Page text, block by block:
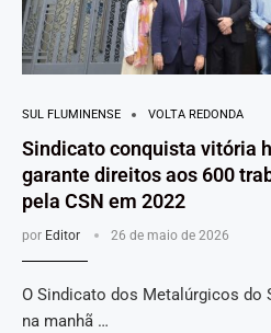
SUL FLUMINENSE VOLTA REDONDA
Sindicato conquista vitória
garante direitos aos 600
pela CSN em 2022
por Editor 26 de maio de 2026
O Sindicato dos Metalúrgicos do
na manhã …